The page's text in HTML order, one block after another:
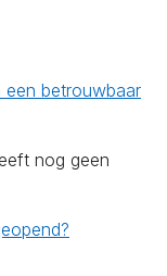
een betrouwbaar
nog geen